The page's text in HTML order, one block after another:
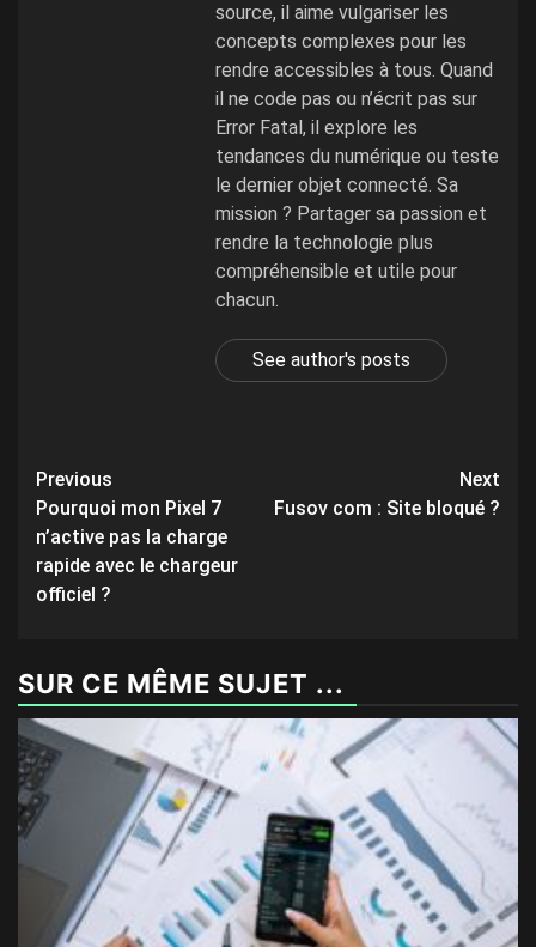
source, il aime vulgariser les
concepts complexes pour les
rendre accessibles à tous. Quand
il ne code pas ou n’écrit pas sur
Error Fatal, il explore les
tendances du numérique ou teste
le dernier objet connecté. Sa
mission ? Partager sa passion et
rendre la technologie plus
compréhensible et utile pour
chacun.
See author's posts
Post
navigation
Previous
Pourquoi mon Pixel 7
n’active pas la charge
rapide avec le chargeur
officiel ?
Next
Fusov com : Site bloqué ?
SUR CE MÊME SUJET ...